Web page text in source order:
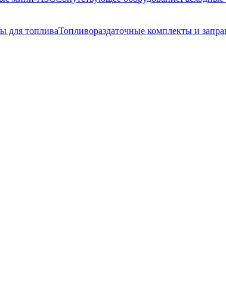
для топливаТопливораздаточные комплекты и